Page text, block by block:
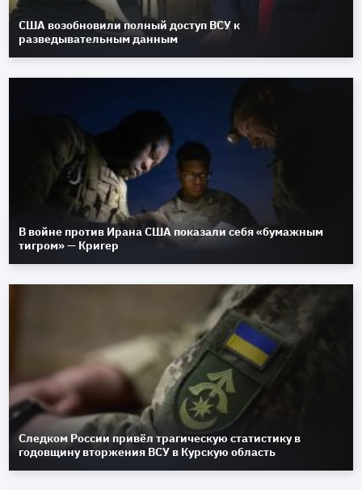
США возобновили полный доступ ВСУ к
разведывательным данным
В войне против Ирана США показали себя «бумажным
тигром» — Кригер
Следком России привёл трагическую статистику в
годовщину вторжения ВСУ в Курскую область